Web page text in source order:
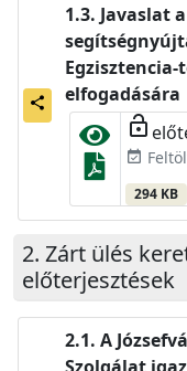
share
Javaslat
Egzisztencia-
elfogadására
lock_open
event_available
294 KB
Zárt ülés
előterjesztések
A